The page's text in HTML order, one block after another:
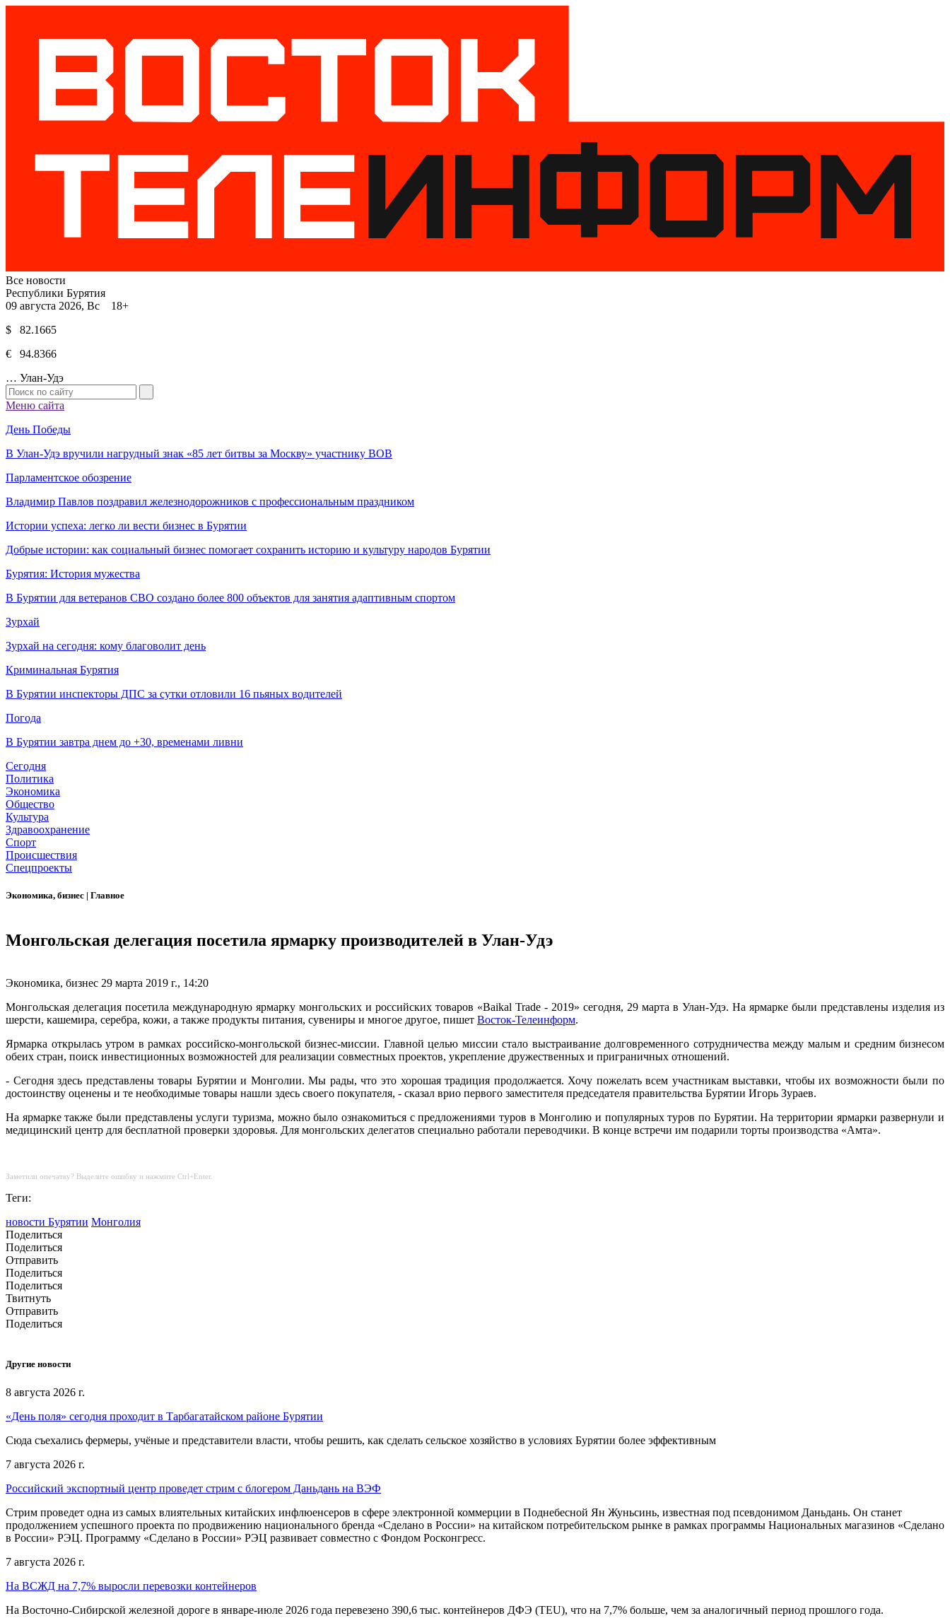
Все новости
Республики Бурятия
09 августа 2026, Вс 18+
$ 82.1665
€ 94.8366
… Улан-Удэ
Меню сайта
День Победы
В Улан-Удэ вручили нагрудный знак «85 лет битвы за Москву» участнику ВОВ
Парламентское обозрение
Владимир Павлов поздравил железнодорожников с профессиональным праздником
Истории успеха: легко ли вести бизнес в Бурятии
Добрые истории: как социальный бизнес помогает сохранить историю и культуру народов Бурятии
Бурятия: История мужества
В Бурятии для ветеранов СВО создано более 800 объектов для занятия адаптивным спортом
Зурхай
Зурхай на сегодня: кому благоволит день
Криминальная Бурятия
В Бурятии инспекторы ДПС за сутки отловили 16 пьяных водителей
Погода
В Бурятии завтра днем до +30, временами ливни
Сегодня
Политика
Экономика
Общество
Культура
Здравоохранение
Спорт
Происшествия
Спецпроекты
Экономика, бизнес | Главное
Монгольская делегация посетила ярмарку производителей в Улан-Удэ
Экономика, бизнес 29 марта 2019 г., 14:20
Монгольская делегация посетила международную ярмарку монгольских и российских товаров «Baikal Trade - 2019» сегодня, 29 марта в Улан-Удэ. На ярмарке были представлены изделия из
шерсти, кашемира, серебра, кожи, а также продукты питания, сувениры и многое другое, пишет Восток-Телеинформ.
Ярмарка открылась утром в рамках российско-монгольской бизнес-миссии. Главной целью миссии стало выстраивание долговременного сотрудничества между малым и средним бизнесом
обеих стран, поиск инвестиционных возможностей для реализации совместных проектов, укрепление дружественных и приграничных отношений.
- Сегодня здесь представлены товары Бурятии и Монголии. Мы рады, что это хорошая традиция продолжается. Хочу пожелать всем участникам выставки, чтобы их возможности были по
достоинству оценены и те необходимые товары нашли здесь своего покупателя, - сказал врио первого заместителя председателя правительства Бурятии Игорь Зураев.
На ярмарке также были представлены услуги туризма, можно было ознакомиться с предложениями туров в Монголию и популярных туров по Бурятии. На территории ярмарки развернули и
медицинский центр для бесплатной проверки здоровья. Для монгольских делегатов специально работали переводчики. В конце встречи им подарили торты производства «Амта».
Заметили опечатку? Выделите ошибку и нажмите Ctrl+Enter.
Теги:
новости Бурятии Монголия
Поделиться
Поделиться
Отправить
Поделиться
Поделиться
Твитнуть
Отправить
Поделиться
Другие новости
8 августа 2026 г.
«День поля» сегодня проходит в Тарбагатайском районе Бурятии
Сюда съехались фермеры, учёные и представители власти, чтобы решить, как сделать сельское хозяйство в условиях Бурятии более эффективным
7 августа 2026 г.
Российский экспортный центр проведет стрим с блогером Даньдань на ВЭФ
Стрим проведет одна из самых влиятельных китайских инфлюенсеров в сфере электронной коммерции в Поднебесной Ян Жуньсинь, известная под псевдонимом Даньдань. Он станет
продолжением успешного проекта по продвижению национального бренда «Сделано в России» на китайском потребительском рынке в рамках программы Национальных магазинов «Сделано
в России» РЭЦ. Программу «Сделано в России» РЭЦ развивает совместно с Фондом Росконгресс.
7 августа 2026 г.
На ВСЖД на 7,7% выросли перевозки контейнеров
На Восточно-Сибирской железной дороге в январе-июле 2026 года перевезено 390,6 тыс. контейнеров ДФЭ (TEU), что на 7,7% больше, чем за аналогичный период прошлого года.